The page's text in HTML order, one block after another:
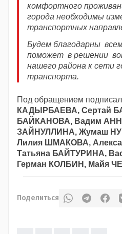
комфортного
города необходимы
транспортных
Будем благодарны
поможет в решении
нашего района к сети
транспорта.
Под обращением
КАДЫРБАЕВА, Сертай
БАЙКАНОВА, Вадим
ЗАЙНУЛЛИНА, Жумаш
Лилия ШМАКОВА,
Татьяна БАЙТУРИНА,
Герман КОЛБИН, Майя
Поделиться